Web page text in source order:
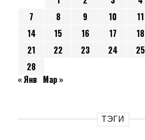
7
8 9 10 11
14
15 16 17 18
21
22 23 24 25
28
« Янв Мар »
ТЭГИ